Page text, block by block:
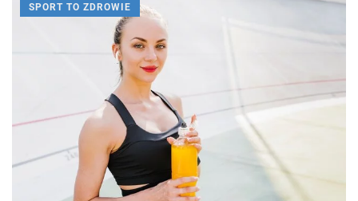
SPORT TO ZDROWIE